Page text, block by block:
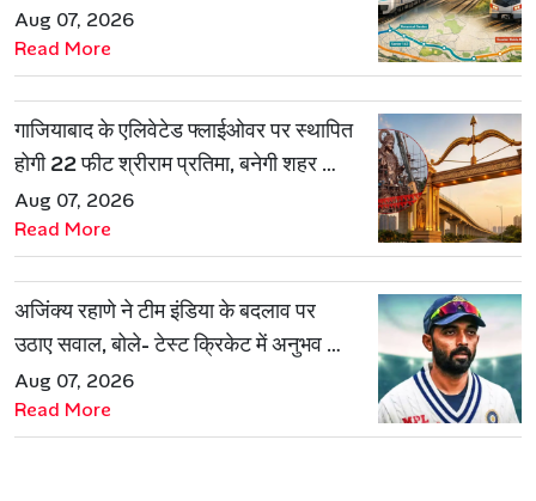
रूट
Aug 07, 2026
Read More
गाजियाबाद के एलिवेटेड फ्लाईओवर पर स्थापित
होगी 22 फीट श्रीराम प्रतिमा, बनेगी शहर की
नई पहचान
Aug 07, 2026
Read More
अजिंक्य रहाणे ने टीम इंडिया के बदलाव पर
उठाए सवाल, बोले- टेस्ट क्रिकेट में अनुभव की
जरूरत हमेशा रहेगी
Aug 07, 2026
Read More